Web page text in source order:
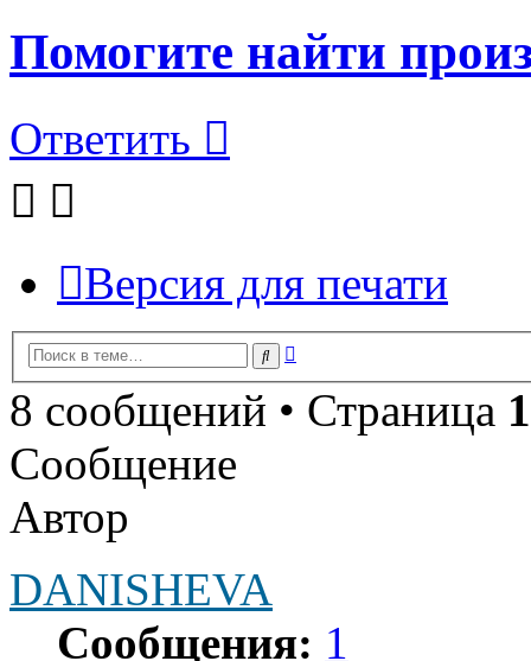
Помогите найти
Ответить
Версия для печати
Поиск
8 сообщений • Страница 1
Сообщение
Автор
DANISHEVA
Сообщения: 1